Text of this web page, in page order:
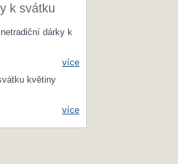
k svátku
dárky k
více
květiny
více